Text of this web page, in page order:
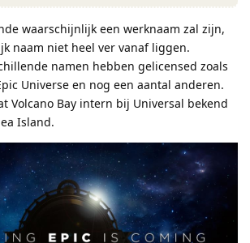
waarschijnlijk een werknaam zal zijn,
naam niet heel ver vanaf liggen.
namen hebben gelicensed zoals
Universe en nog een aantal anderen.
Volcano Bay intern bij Universal bekend
Island.